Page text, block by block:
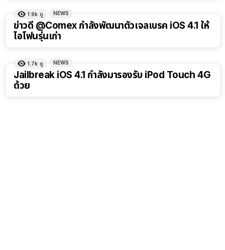
1.9k ดู NEWS
ข่าวดี @Comex กำลังพัฒนาตัวเจลเบรค iOS 4.1 ให้
ไอโฟนรุ่นเก่า
1.7k ดู NEWS
Jailbreak iOS 4.1 กำลังมารองรับ iPod Touch 4G
ด้วย